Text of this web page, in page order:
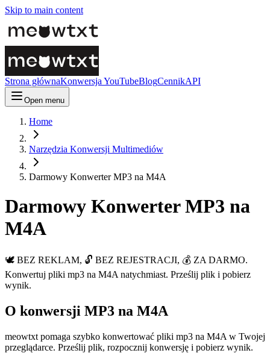
Skip to main content
Strona głównaKonwersja YouTubeBlogCennikAPI
Open menu
Home
Narzędzia Konwersji Multimediów
Darmowy Konwerter MP3 na M4A
Darmowy Konwerter MP3 na
M4A
🕊️ BEZ REKLAM, 🔓 BEZ REJESTRACJI, 💰 ZA DARMO.
Konwertuj pliki mp3 na M4A natychmiast. Prześlij plik i pobierz
wynik.
O konwersji MP3 na M4A
meowtxt pomaga szybko konwertować pliki mp3 na M4A w Twojej
przeglądarce. Prześlij plik, rozpocznij konwersję i pobierz wynik.